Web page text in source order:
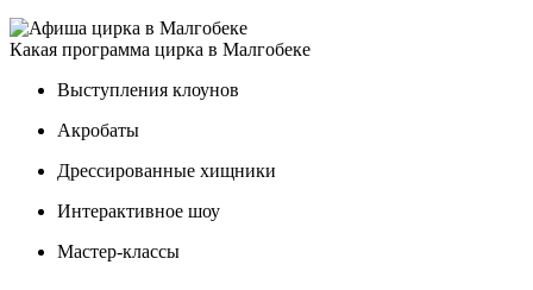
Какая программа цирка в Малгобеке
Выступления клоунов
Акробаты
Дрессированные хищники
Интерактивное шоу
Мастер-классы